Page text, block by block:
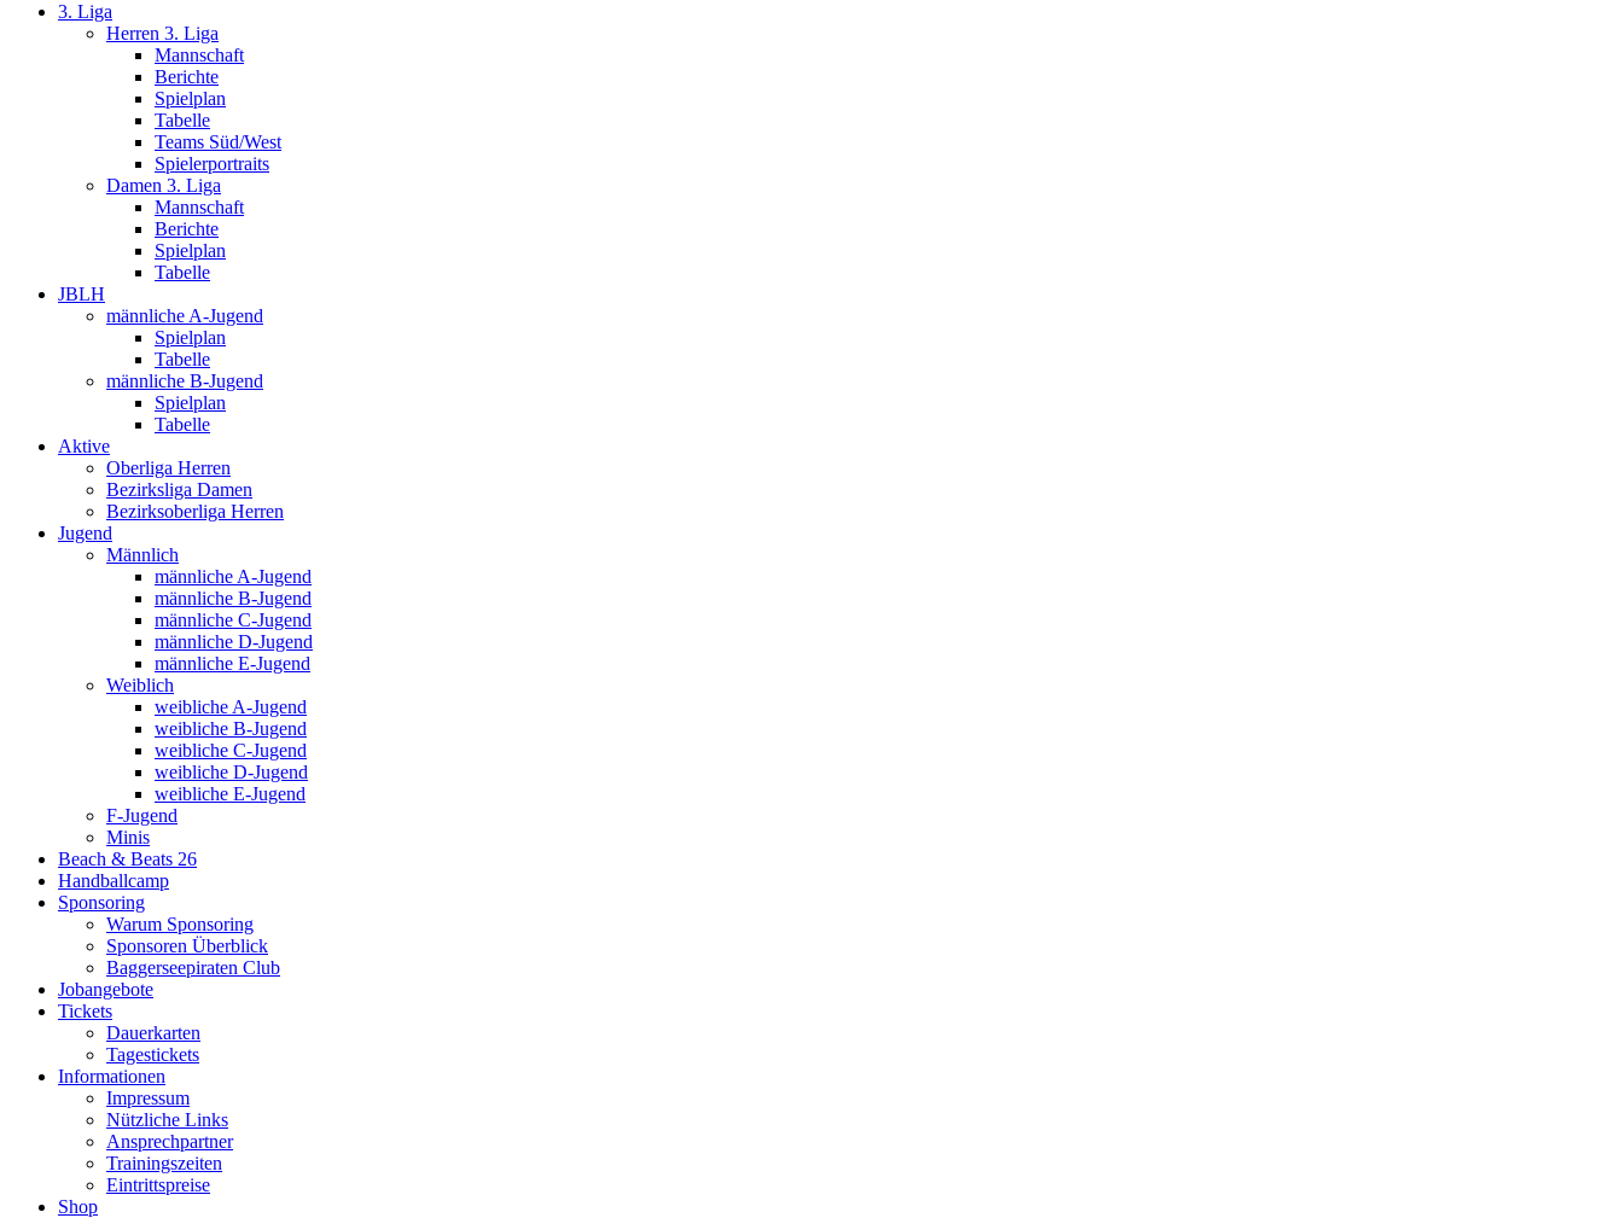
3. Liga
Herren 3. Liga
Mannschaft
Berichte
Spielplan
Tabelle
Teams Süd/West
Spielerportraits
Damen 3. Liga
Mannschaft
Berichte
Spielplan
Tabelle
JBLH
männliche A-Jugend
Spielplan
Tabelle
männliche B-Jugend
Spielplan
Tabelle
Aktive
Oberliga Herren
Bezirksliga Damen
Bezirksoberliga Herren
Jugend
Männlich
männliche A-Jugend
männliche B-Jugend
männliche C-Jugend
männliche D-Jugend
männliche E-Jugend
Weiblich
weibliche A-Jugend
weibliche B-Jugend
weibliche C-Jugend
weibliche D-Jugend
weibliche E-Jugend
F-Jugend
Minis
Beach & Beats 26
Handballcamp
Sponsoring
Warum Sponsoring
Sponsoren Überblick
Baggerseepiraten Club
Jobangebote
Tickets
Dauerkarten
Tagestickets
Informationen
Impressum
Nützliche Links
Ansprechpartner
Trainingszeiten
Eintrittspreise
Shop